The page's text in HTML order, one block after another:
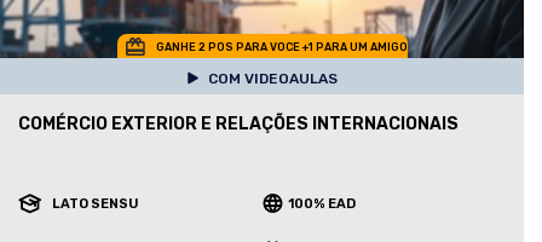
GANHE 2 POS PARA VOCE +1 PARA UM AMIGO
COM VIDEOAULAS
COMÉRCIO EXTERIOR E RELAÇÕES INTERNACIONAIS
LATO SENSU 100% EAD